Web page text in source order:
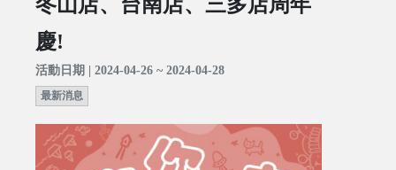
冬山店、台南店、三多店周年
慶!
活動日期 | 2024-04-26 ~ 2024-04-28
最新消息